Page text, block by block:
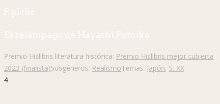
P. plebe
El relámpago de Hayashi Fumiko
Premio Hislibris literatura histórica: Premio Hislibris mejor cubierta
2023 (finalista)Subgéneros: RealismoTemas: Japón, S. XX
4